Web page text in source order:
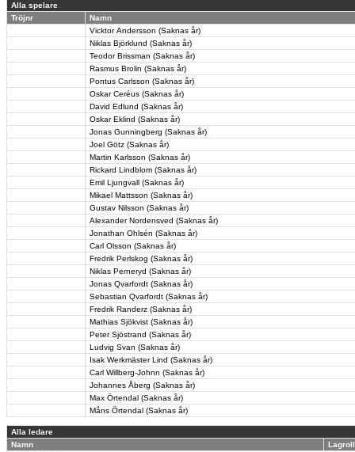
Alla spelare
Tröjnr
Namn
Vicktor Andersson (Saknas år)
Niklas Björklund (Saknas år)
Teodor Brissman (Saknas år)
Rasmus Brolin (Saknas år)
Pontus Carlsson (Saknas år)
Oskar Ceréus (Saknas år)
David Edlund (Saknas år)
Oskar Eklind (Saknas år)
Jonas Gunningberg (Saknas år)
Joel Götz (Saknas år)
Martin Karlsson (Saknas år)
Rickard Lindblom (Saknas år)
Emil Ljungvall (Saknas år)
Mikael Mattsson (Saknas år)
Gustav Nilsson (Saknas år)
Alexander Nordensved (Saknas år)
Jonathan Ohlsén (Saknas år)
Carl Olsson (Saknas år)
Fredrik Perlskog (Saknas år)
Niklas Perneryd (Saknas år)
Jonas Qvarfordt (Saknas år)
Sebastian Qvarfordt (Saknas år)
Fredrik Randerz (Saknas år)
Mathias Sjökvist (Saknas år)
Peter Sjöstrand (Saknas år)
Ludvig Svan (Saknas år)
Isak Werkmäster Lind (Saknas år)
Carl Willberg-Johnn (Saknas år)
Johannes Åberg (Saknas år)
Max Örtendal (Saknas år)
Måns Örtendal (Saknas år)
Alla ledare
Namn
Lagroll